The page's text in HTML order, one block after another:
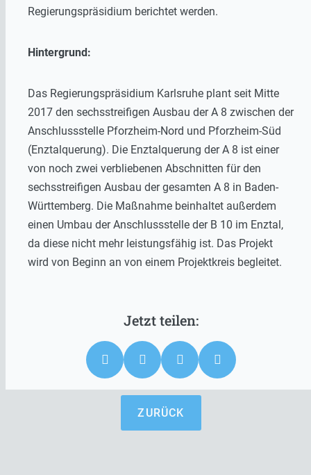
Regierungspräsidium berichtet werden.
Hintergrund:
Das Regierungspräsidium Karlsruhe plant seit Mitte
2017 den sechsstreifigen Ausbau der A 8 zwischen der
Anschlussstelle Pforzheim-Nord und Pforzheim-Süd
(Enztalquerung). Die Enztalquerung der A 8 ist einer
von noch zwei verbliebenen Abschnitten für den
sechsstreifigen Ausbau der gesamten A 8 in Baden-
Württemberg. Die Maßnahme beinhaltet außerdem
einen Umbau der Anschlussstelle der B 10 im Enztal,
da diese nicht mehr leistungsfähig ist. Das Projekt
wird von Beginn an von einem Projektkreis begleitet.
ZURÜCK